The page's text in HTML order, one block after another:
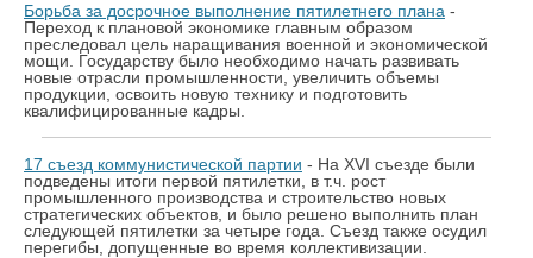
Борьба за досрочное выполнение пятилетнего плана -
Переход к плановой экономике главным образом
преследовал цель наращивания военной и экономической
мощи. Государству было необходимо начать развивать
новые отрасли промышленности, увеличить объемы
продукции, освоить новую технику и подготовить
квалифицированные кадры.
17 съезд коммунистической партии - На ХVI съезде были
подведены итоги первой пятилетки, в т.ч. рост
промышленного производства и строительство новых
стратегических объектов, и было решено выполнить план
следующей пятилетки за четыре года. Съезд также осудил
перегибы, допущенные во время коллективизации.